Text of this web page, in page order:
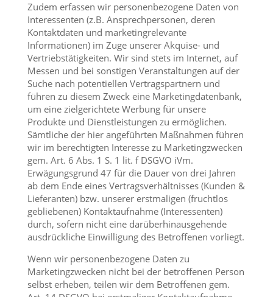
Zudem erfassen wir personenbezogene Daten von
Interessenten (z.B. Ansprechpersonen, deren
Kontaktdaten und marketingrelevante
Informationen) im Zuge unserer Akquise- und
Vertriebstätigkeiten. Wir sind stets im Internet, auf
Messen und bei sonstigen Veranstaltungen auf der
Suche nach potentiellen Vertragspartnern und
führen zu diesem Zweck eine Marketingdatenbank,
um eine zielgerichtete Werbung für unsere
Produkte und Dienstleistungen zu ermöglichen.
Sämtliche der hier angeführten Maßnahmen führen
wir im berechtigten Interesse zu Marketingzwecken
gem. Art. 6 Abs. 1 S. 1 lit. f DSGVO iVm.
Erwägungsgrund 47 für die Dauer von drei Jahren
ab dem Ende eines Vertragsverhältnisses (Kunden &
Lieferanten) bzw. unserer erstmaligen (fruchtlos
gebliebenen) Kontaktaufnahme (Interessenten)
durch, sofern nicht eine darüberhinausgehende
ausdrückliche Einwilligung des Betroffenen vorliegt.
Wenn wir personenbezogene Daten zu
Marketingzwecken nicht bei der betroffenen Person
selbst erheben, teilen wir dem Betroffenen gem.